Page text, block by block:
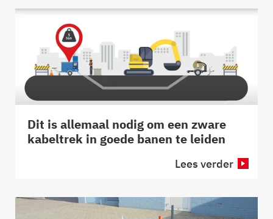
Dit is allemaal nodig om een zware
kabeltrek in goede banen te leiden
Lees verder